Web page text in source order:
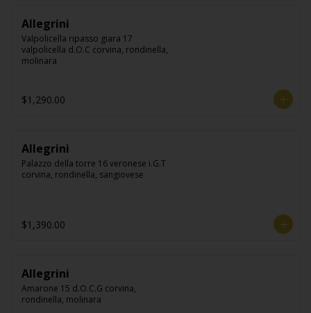
Allegrini
Valpolicella ripasso giara 17
valpolicella d.O.C corvina, rondinella,
molinara
$1,290.00
Allegrini
Palazzo della torre 16 veronese i.G.T
corvina, rondinella, sangiovese
$1,390.00
Allegrini
Amarone 15 d.O.C.G corvina,
rondinella, molinara